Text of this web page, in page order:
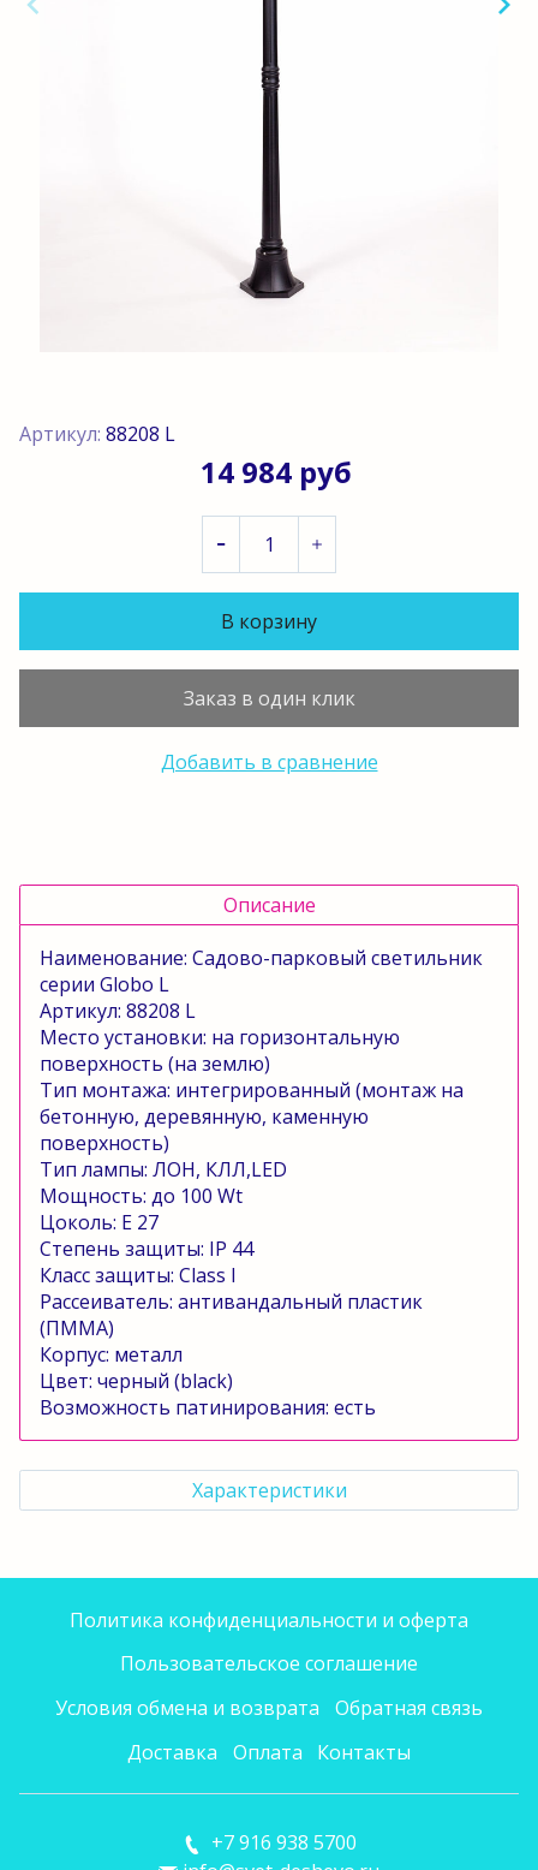
Артикул: 88208 L
14 984 руб
В корзину
Заказ в один клик
Добавить в сравнение
Описание
Наименование: Садово-парковый светильник
серии Globo L
Артикул: 88208 L
Место установки: на горизонтальную
поверхность (на землю)
Тип монтажа: интегрированный (монтаж на
бетонную, деревянную, каменную
поверхность)
Тип лампы: ЛОН, КЛЛ,LED
Мощность: до 100 Wt
Цоколь: E 27
Степень защиты: IP 44
Класс защиты: Class l
Рассеиватель: антивандальный пластик
(ПММА)
Корпус: металл
Цвет: черный (black)
Возможность патинирования: есть
Характеристики
Политика конфиденциальности и оферта
Пользовательское соглашение
Условия обмена и возврата
Обратная связь
Доставка
Оплата Контакты
+7 916 938 5700